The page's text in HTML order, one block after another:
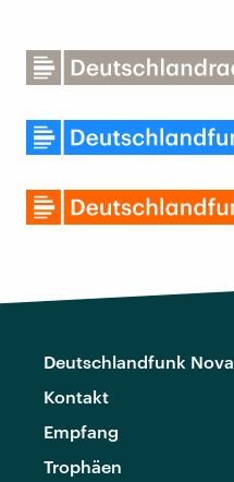
Deutschlandfunk Nova
Kontakt
Empfang
Trophäen